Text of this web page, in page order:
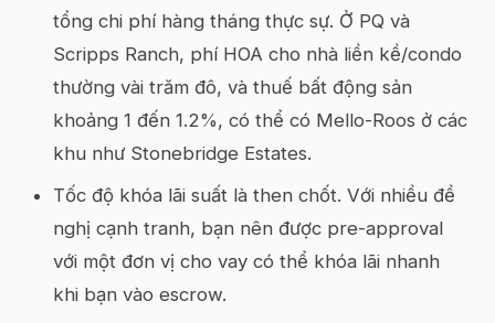
tổng chi phí hàng tháng thực sự. Ở PQ và
Scripps Ranch, phí HOA cho nhà liền kề/condo
thường vài trăm đô, và thuế bất động sản
khoảng 1 đến 1.2%, có thể có Mello-Roos ở các
khu như Stonebridge Estates.
Tốc độ khóa lãi suất là then chốt. Với nhiều đề
nghị cạnh tranh, bạn nên được pre-approval
với một đơn vị cho vay có thể khóa lãi nhanh
khi bạn vào escrow.